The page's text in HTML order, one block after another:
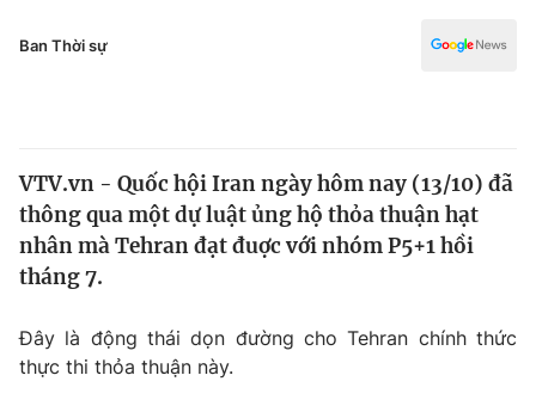
Thế giới
Tin tức
Thế giới đó đây
Câu chuyện quốc tế
Tài chính
Dữ liệu và đời sống
Y tế
Ban Thời sự
VTV.vn - Quốc hội Iran ngày hôm nay (13/10) đã
thông qua một dự luật ủng hộ thỏa thuận hạt
nhân mà Tehran đạt đuợc với nhóm P5+1 hồi
tháng 7.
Đây là động thái dọn đường cho Tehran chính thức
thực thi thỏa thuận này.